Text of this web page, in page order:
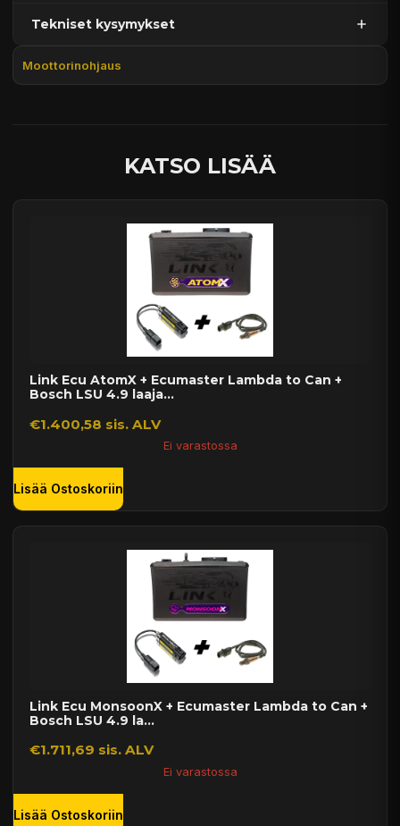
Kaupan sijainnissa olevat tuotteet 1–3 arkipäivässä
Päävaraston tuotteet 7 arkipäivässä
Tekniset kysymykset
Moottorinohjaus
KATSO LISÄÄ
Link Ecu AtomX + Ecumaster Lambda to Can +
Bosch LSU 4.9 laaja...
€1.400,58 sis. ALV
Ei varastossa
Lisää Ostoskoriin
Link Ecu MonsoonX + Ecumaster Lambda to Can +
Bosch LSU 4.9 la...
€1.711,69 sis. ALV
Ei varastossa
Lisää Ostoskoriin